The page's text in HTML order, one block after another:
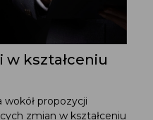
w kształceniu
propozycji
zmian w kształceniu